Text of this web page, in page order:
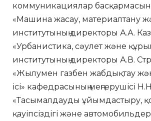
коммуникациялар
«Машина жасау, материалтану
институтының директоры А.А.
«Урбанистика, сәулет және
институтының директоры А.В.
«Жылумен газбен жабдықтау
ісі» кафедрасының меңгерушісі
«Тасымалдауды ұйымдастыру,
қауіпсіздігі және